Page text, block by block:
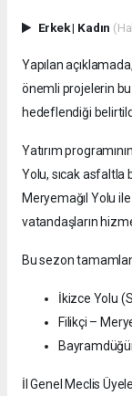
Erkek| Kadın
Yapılan
önemli projelerin
hedeflendiği
Yatırım
Yolu, sıcak asfaltla
Meryemağıl Yolu
vatandaşların
Bu sezon
İkizce Yolu
Filikçi –
İl Genel Meclis